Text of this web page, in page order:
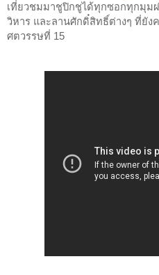
เที่ยวชมมาชูปิกชูได้ทุกซอกทุกมุม
วิหาร และลานศักดิ๋สิทธิ์ต่างๆ ที่ยั
ศตวรรษที่ 15